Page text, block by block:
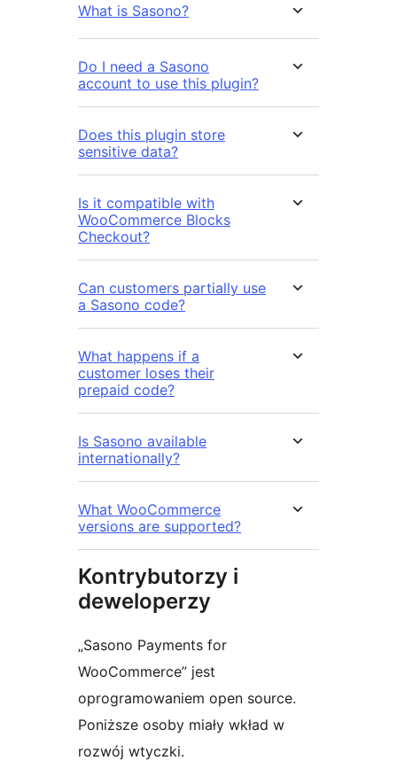
What is Sasono?
Do I need a Sasono
account to use this plugin?
Does this plugin store
sensitive data?
Is it compatible with
WooCommerce Blocks
Checkout?
Can customers partially use
a Sasono code?
What happens if a
customer loses their
prepaid code?
Is Sasono available
internationally?
What WooCommerce
versions are supported?
Kontrybutorzy i
deweloperzy
„Sasono Payments for
WooCommerce” jest
oprogramowaniem open source.
Poniższe osoby miały wkład w
rozwój wtyczki.